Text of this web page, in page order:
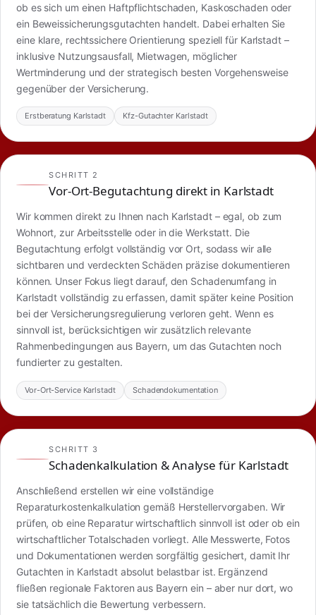
ob es sich um einen Haftpflichtschaden, Kaskoschaden oder
ein Beweissicherungsgutachten handelt. Dabei erhalten Sie
eine klare, rechtssichere Orientierung speziell für Karlstadt –
inklusive Nutzungsausfall, Mietwagen, möglicher
Wertminderung und der strategisch besten Vorgehensweise
gegenüber der Versicherung.
Erstberatung Karlstadt Kfz-Gutachter Karlstadt
SCHRITT 2
Vor-Ort-Begutachtung direkt in Karlstadt
Wir kommen direkt zu Ihnen nach Karlstadt – egal, ob zum
Wohnort, zur Arbeitsstelle oder in die Werkstatt. Die
Begutachtung erfolgt vollständig vor Ort, sodass wir alle
sichtbaren und verdeckten Schäden präzise dokumentieren
können. Unser Fokus liegt darauf, den Schadenumfang in
Karlstadt vollständig zu erfassen, damit später keine Position
bei der Versicherungsregulierung verloren geht. Wenn es
sinnvoll ist, berücksichtigen wir zusätzlich relevante
Rahmenbedingungen aus Bayern, um das Gutachten noch
fundierter zu gestalten.
Vor-Ort-Service Karlstadt Schadendokumentation
SCHRITT 3
Schadenkalkulation & Analyse für Karlstadt
Anschließend erstellen wir eine vollständige
Reparaturkostenkalkulation gemäß Herstellervorgaben. Wir
prüfen, ob eine Reparatur wirtschaftlich sinnvoll ist oder ob ein
wirtschaftlicher Totalschaden vorliegt. Alle Messwerte, Fotos
und Dokumentationen werden sorgfältig gesichert, damit Ihr
Gutachten in Karlstadt absolut belastbar ist. Ergänzend
fließen regionale Faktoren aus Bayern ein – aber nur dort, wo
sie tatsächlich die Bewertung verbessern.